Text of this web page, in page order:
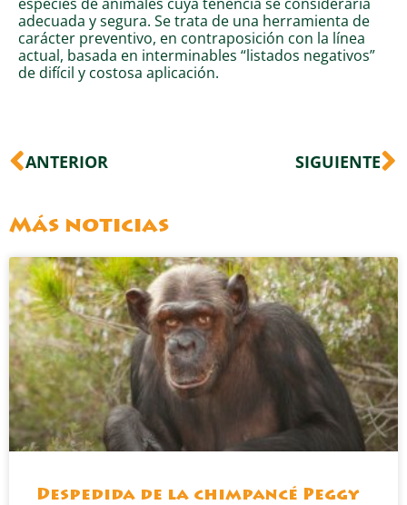
adecuada y segura. Se trata de una herramienta de
carácter preventivo, en contraposición con la línea
actual, basada en interminables “listados negativos”
de difícil y costosa aplicación.
Ant
ANTERIOR SIGUIENTE
Más noticias
Despedida de la chimpancé Peggy